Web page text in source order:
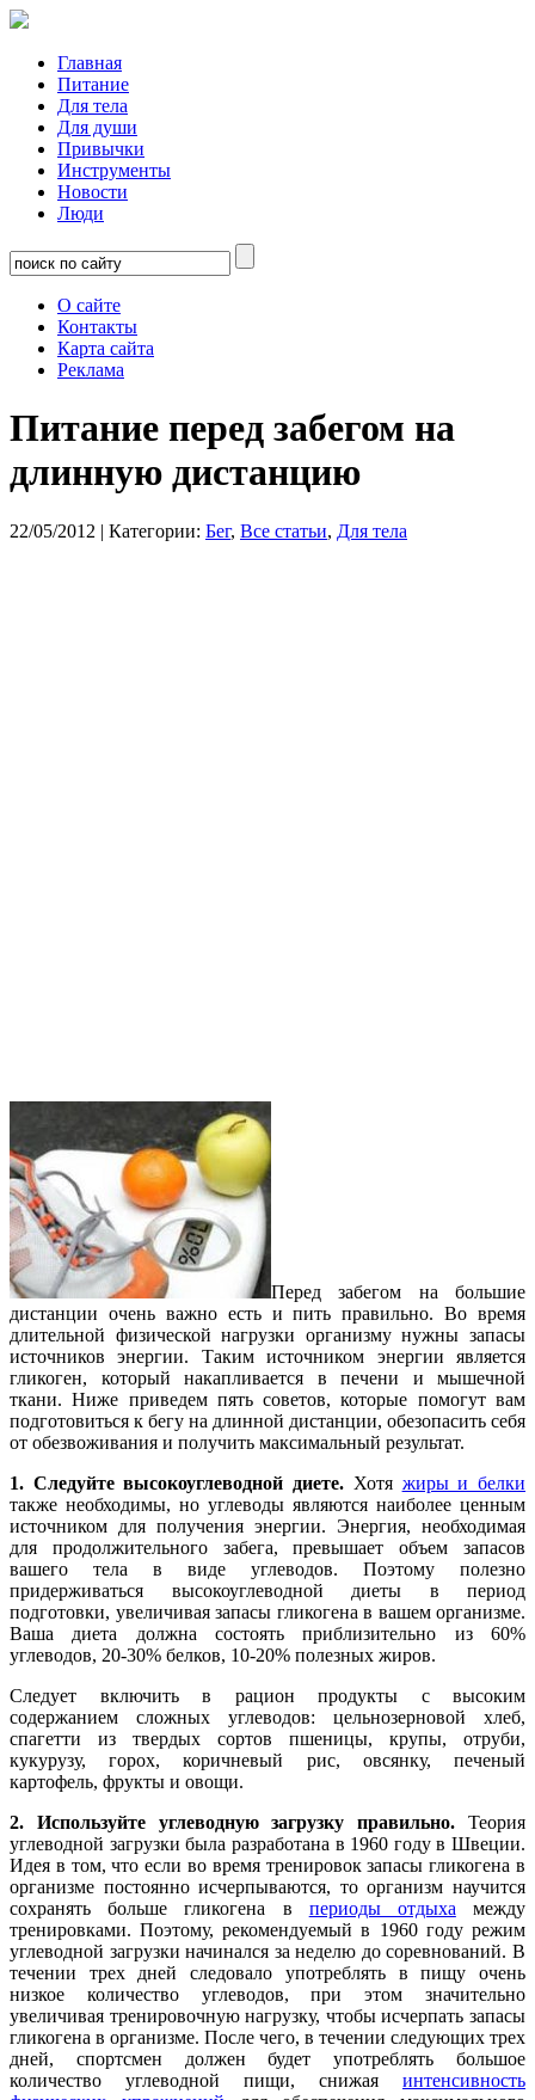
Главная
Питание
Для тела
Для души
Привычки
Инструменты
Новости
Люди
О сайте
Контакты
Карта сайта
Реклама
Питание перед забегом на
длинную дистанцию
22/05/2012 | Категории: Бег, Все статьи, Для тела
Перед забегом на большие
дистанции очень важно есть и пить правильно. Во время
длительной физической нагрузки организму нужны запасы
источников энергии. Таким источником энергии является
гликоген, который накапливается в печени и мышечной
ткани. Ниже приведем пять советов, которые помогут вам
подготовиться к бегу на длинной дистанции, обезопасить себя
от обезвоживания и получить максимальный результат.
1. Следуйте высокоуглеводной диете. Хотя жиры и белки
также необходимы, но углеводы являются наиболее ценным
источником для получения энергии. Энергия, необходимая
для продолжительного забега, превышает объем запасов
вашего тела в виде углеводов. Поэтому полезно
придерживаться высокоуглеводной диеты в период
подготовки, увеличивая запасы гликогена в вашем организме.
Ваша диета должна состоять приблизительно из 60%
углеводов, 20-30% белков, 10-20% полезных жиров.
Следует включить в рацион продукты с высоким
содержанием сложных углеводов: цельнозерновой хлеб,
спагетти из твердых сортов пшеницы, крупы, отруби,
кукурузу, горох, коричневый рис, овсянку, печеный
картофель, фрукты и овощи.
2. Используйте углеводную загрузку правильно. Теория
углеводной загрузки была разработана в 1960 году в Швеции.
Идея в том, что если во время тренировок запасы гликогена в
организме постоянно исчерпываются, то организм научится
сохранять больше гликогена в периоды отдыха между
тренировками. Поэтому, рекомендуемый в 1960 году режим
углеводной загрузки начинался за неделю до соревнований. В
течении трех дней следовало употреблять в пищу очень
низкое количество углеводов, при этом значительно
увеличивая тренировочную нагрузку, чтобы исчерпать запасы
гликогена в организме. После чего, в течении следующих трех
дней, спортсмен должен будет употреблять большое
количество углеводной пищи, снижая интенсивность